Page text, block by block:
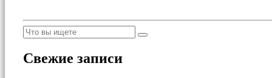
Свежие записи